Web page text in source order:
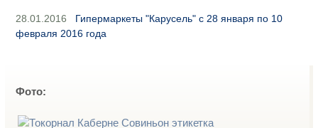
28.01.2016
Гипермаркеты "Карусель" с 28 января по 10
февраля 2016 года
Фото: